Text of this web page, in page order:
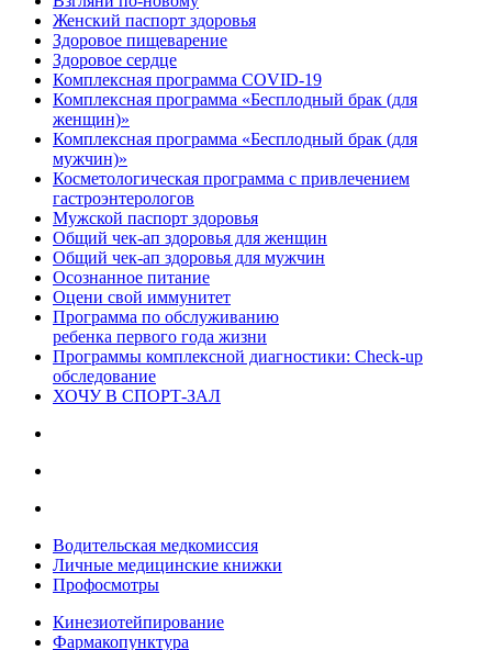
Женский паспорт здоровья
Здоровое пищеварение
Здоровое сердце
Комплексная программа COVID-19
Комплексная программа «Бесплодный брак (для
женщин)»
Комплексная программа «Бесплодный брак (для
мужчин)»
Косметологическая программа с привлечением
гастроэнтерологов
Мужской паспорт здоровья
Общий чек-ап здоровья для женщин
Общий чек-ап здоровья для мужчин
Осознанное питание
Оцени свой иммунитет
Программа по обслуживанию
ребенка первого года жизни
Программы комплексной диагностики: Check-up
обследование
ХОЧУ В CПОРТ-ЗАЛ
Водительская медкомиссия
Личные медицинские книжки
Профосмотры
Кинезиотейпирование
Фармакопунктура